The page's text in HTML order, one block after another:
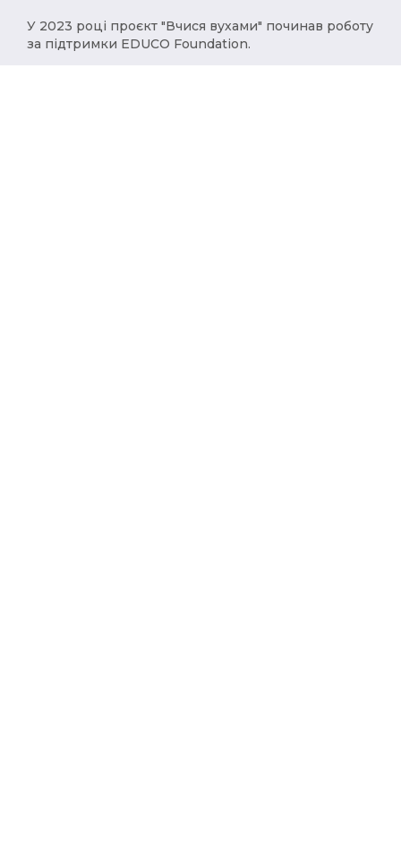
У 2023 році проєкт "Вчися вухами" починав роботу
за підтримки EDUCO Foundation.